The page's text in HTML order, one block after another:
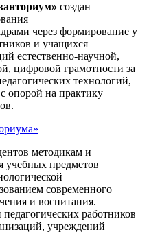
создан
через формирование у
и учащихся
естественно-научной,
цифровой грамотности за
технологий,
опорой на практику
методикам и
учебных предметов
современного
и воспитания.
работников
учреждений